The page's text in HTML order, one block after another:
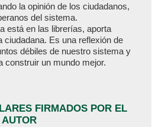
la opinión de los ciudadanos,
del sistema.
está en las librerías, aporta
ciudadana. Es una reflexión de
débiles de nuestro sistema y
construir un mundo mejor.
FIRMADOS POR EL
AUTOR